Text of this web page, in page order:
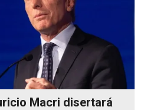
Macri disertará